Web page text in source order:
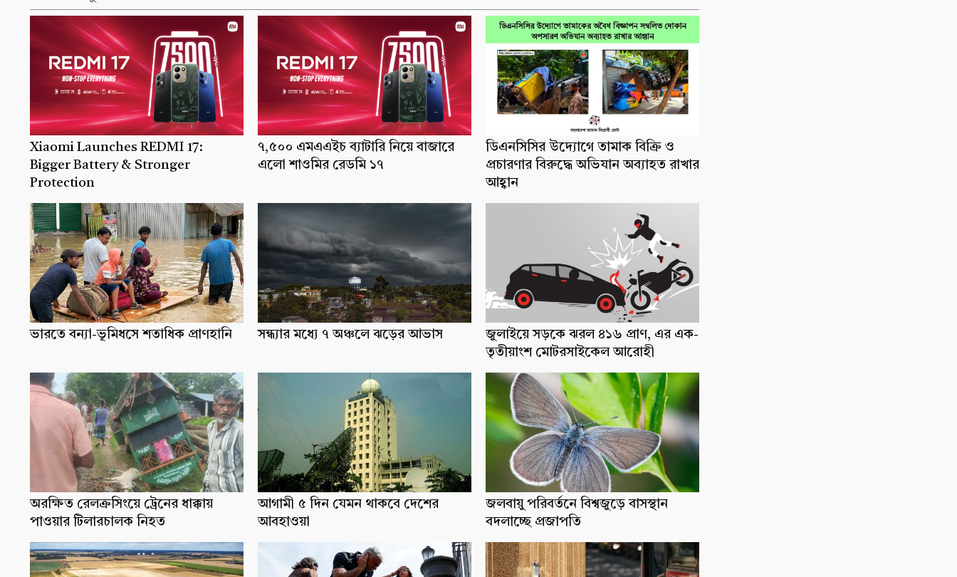
Xiaomi Launches REDMI 17:
Bigger Battery & Stronger
Protection
৭,৫০০ এমএএইচ ব্যাটারি নিয়ে বাজারে
এলো শাওমির রেডমি ১৭
ডিএনসিসির উদ্যোগে তামাক বিক্রি ও
প্রচারণার বিরুদ্ধে অভিযান অব্যাহত রাখার
আহ্বান
ভারতে বন্যা-ভূমিধসে শতাধিক প্রাণহানি সন্ধ্যার মধ্যে ৭ অঞ্চলে ঝড়ের আভাস
জুলাইয়ে সড়কে ঝরল ৪১৬ প্রাণ, এর এক-
তৃতীয়াংশ মোটরসাইকেল আরোহী
অরক্ষিত রেলক্রসিংয়ে ট্রেনের ধাক্কায়
পাওয়ার টিলারচালক নিহত
আগামী ৫ দিন যেমন থাকবে দেশের
আবহাওয়া
জলবায়ু পরিবর্তনে বিশ্বজুড়ে বাসস্থান
বদলাচ্ছে প্রজাপতি